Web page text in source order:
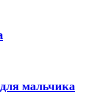
мальчика